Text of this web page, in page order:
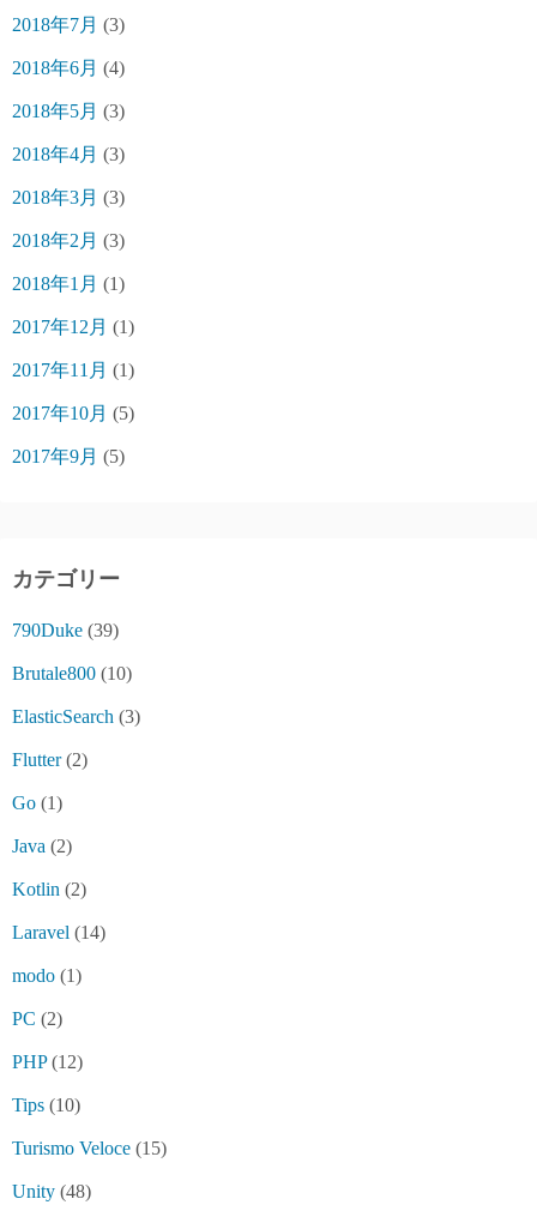
2018年7月 (3)
2018年6月 (4)
2018年5月 (3)
2018年4月 (3)
2018年3月 (3)
2018年2月 (3)
2018年1月 (1)
2017年12月 (1)
2017年11月 (1)
2017年10月 (5)
2017年9月 (5)
カテゴリー
790Duke (39)
Brutale800 (10)
ElasticSearch (3)
Flutter(2)
Go (1)
Java (2)
Kotlin (2)
Laravel (14)
modo (1)
PC (2)
PHP(12)
Tips (10)
Turismo Veloce (15)
Unity (48)